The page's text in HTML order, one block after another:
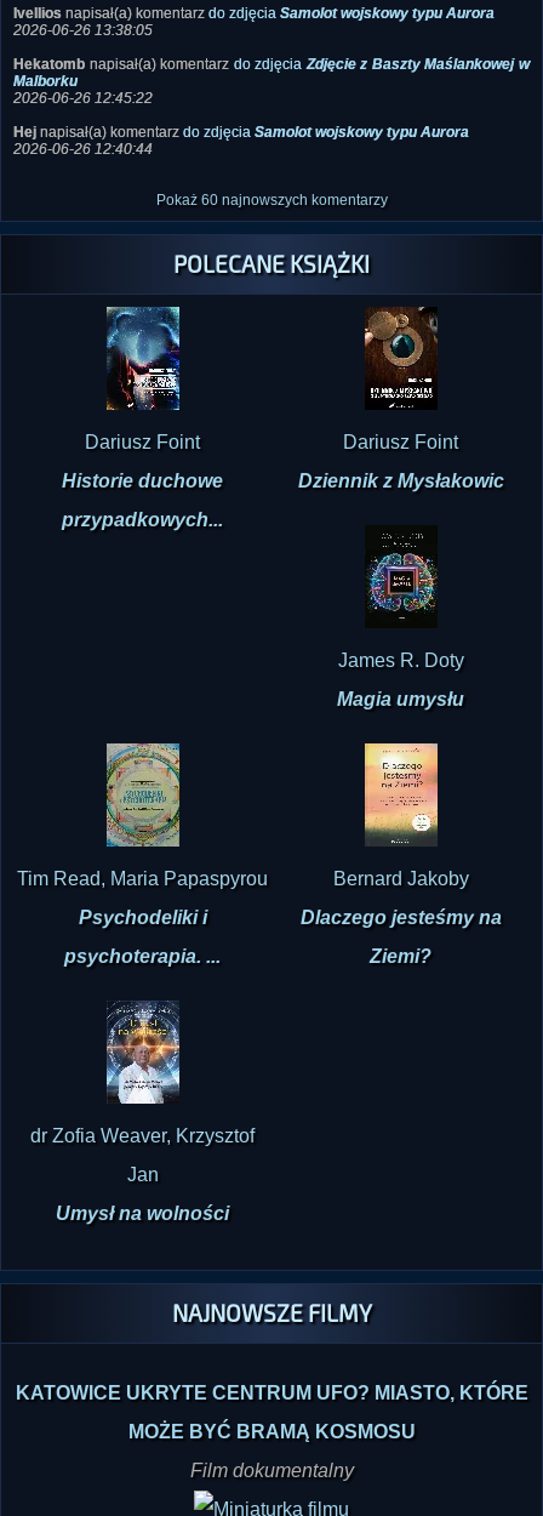
Ivelliosnapisał(a) komentarz do zdjęcia
Samolot wojskowy typu Aurora
Hekatomb
napisał(a) komentarz do zdjęcia
Zdjęcie z Baszty Maślankowej w
Malborku
Hejnapisał(a) komentarz do zdjęcia
Samolot wojskowy typu Aurora
Pokaż 60 najnowszych komentarzy
POLECANE KSIĄŻKI
Dariusz Foint
Historie duchowe
przypadkowych...
Dariusz Foint
Dziennik z Mysłakowic
James R. Doty
Magia umysłu
Tim Read, Maria Papaspyrou
Psychodeliki i
psychoterapia. ...
Bernard Jakoby
Dlaczego jesteśmy na
Ziemi?
dr Zofia Weaver, Krzysztof
Jan
Umysł na wolności
NAJNOWSZE FILMY
KATOWICE UKRYTE CENTRUM UFO? MIASTO, KTÓRE
MOŻE BYĆ BRAMĄ KOSMOSU
Film dokumentalny